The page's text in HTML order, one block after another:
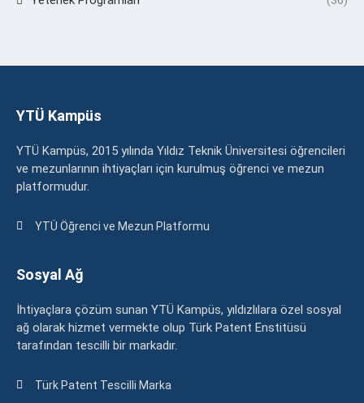
YTÜ Kampüs
YTÜ Kampüs, 2015 yılında Yıldız Teknik Üniversitesi öğrencileri
ve mezunlarının ihtiyaçları için kurulmuş öğrenci ve mezun
platformudur.
YTÜ Öğrenci ve Mezun Platformu
Sosyal Ağ
İhtiyaçlara çözüm sunan YTÜ Kampüs, yıldızlılara özel sosyal
ağ olarak hizmet vermekte olup Türk Patent Enstitüsü
tarafından tescilli bir markadır.
Türk Patent Tescilli Marka